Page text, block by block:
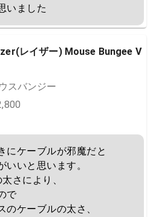
いました
レイザー) Mouse Bungee V
スバンジー
にケーブルが邪魔だと
いと思います。
さにより、
で
のケーブルの太さ、